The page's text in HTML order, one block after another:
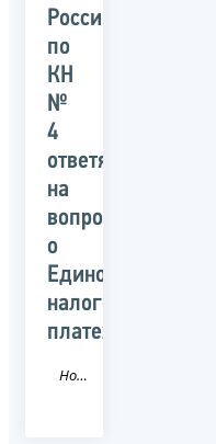
России
по
КН
№
4
ответят
на
вопросы
о
Едином
налоговом
платеже
Новость